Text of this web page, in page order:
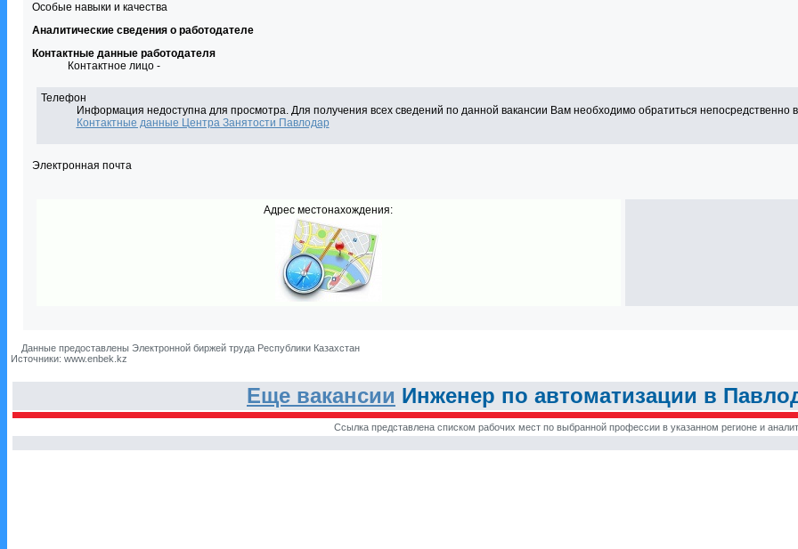
Особые навыки и качества
Аналитические сведения о работодателе
Контактные данные работодателя
Контактное лицо -
Телефон
Информация недоступна для просмотра. Для получения всех сведений по данной вакансии Вам необходимо обратиться
Контактные данные Центра Занятости Павлодар
Электронная почта
Адрес местонахождения:
Данные предоставлены Электронной биржей труда Республики Казахстан
Источники: www.enbek.kz
Еще вакансии Инженер по автоматизации в
Ссылка представлена списком рабочих мест по выбранной профессии в указанном регионе и